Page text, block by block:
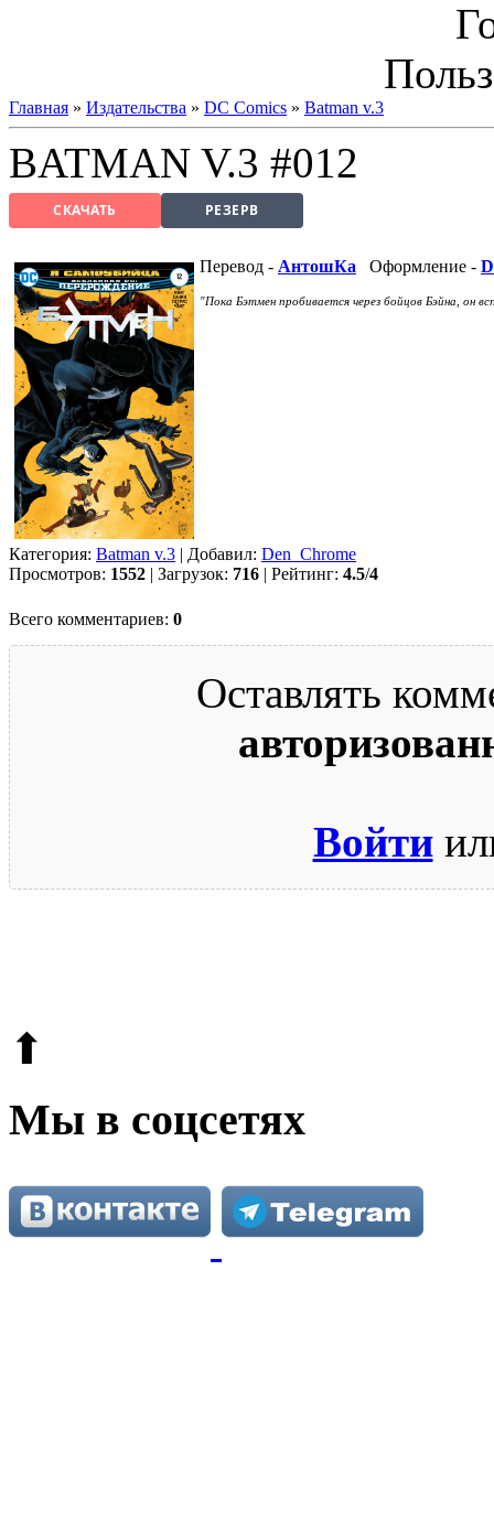
Главная » Издательства » DC Comics » Batman v.3
BATMAN V.3 #012
СКАЧАТЬ РЕЗЕРВ
Перевод - АнтошКа Оформление -
"Пока Бэтмен пробивается через бойцов Бэйна, он
Категория: Batman v.3 | Добавил: Den_Chrome
Просмотров: 1552 | Загрузок: 716 | Рейтинг: 4.5/4
Всего комментариев: 0
Оставлять
Войти
⬆
Мы в соцсетях